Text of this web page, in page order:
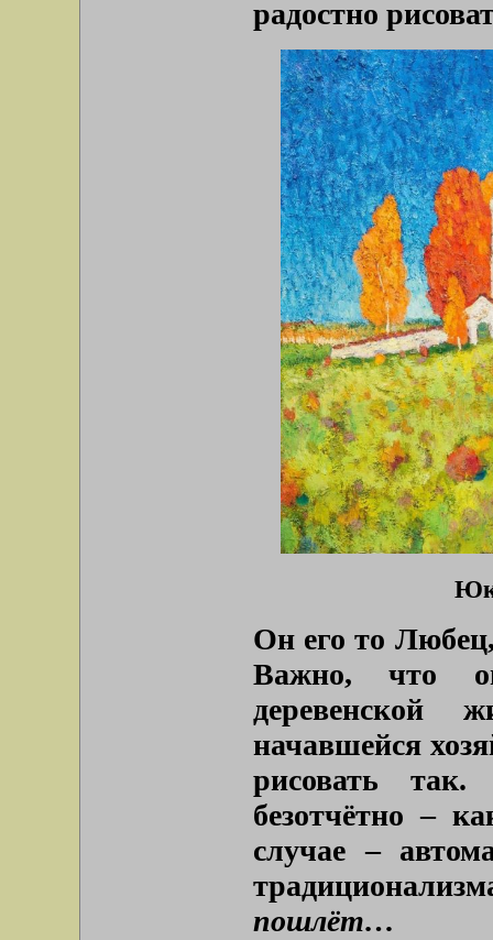
радостно
Он его то
Важно, что
деревенской
начавшейся
рисовать так.
безотчётно –
случае –
пошлёт…